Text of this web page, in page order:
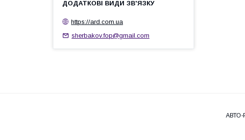
https://ard.com.ua
sherbakov.fop@gmail.com